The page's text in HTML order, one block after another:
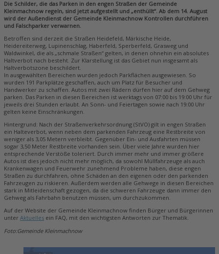
Die Schilder, die das Parken in den engen Straßen der Gemeinde
Kleinmachnow regeln, sind jetzt aufgestellt und „enthüllt“. Ab dem 14. August
wird der Außendienst der Gemeinde Kleinmachnow Kontrollen durchführen
und Falschparker verwarnen.
Betroffen sind derzeit die Straßen Heidefeld, Märkische Heide,
Heidereiterweg, Lupinenschlag, Haberfeld, Sperberfeld, Grasweg und
Waldwinkel, die als „schmale Straßen“ gelten, in denen ohnehin ein absolutes
Haltverbot nach besteht. Zur Klarstellung ist das Gebiet nun insgesamt als
Haltverbotszone beschildert.
In ausgewählten Bereichen wurden jedoch Parkflächen ausgewiesen. So
wurden 191 Parkplätze geschaffen, auch um Platz für Besucher und
Handwerker zu schaffen. Autos mit zwei Rädern dürfen hier auf dem Gehweg
parken. Das Parken in diesen Bereichen ist werktags von 07:00 bis 19:00 Uhr für
jeweils drei Stunden erlaubt. An Sonn- und Feiertagen sowie nach 19:00 Uhr
gelten keine Einschränkungen.
Hintergrund: Nach der Straßenverkehrsordnung (StVO) gilt in engen Straßen
ein Halteverbot, wenn neben dem parkenden Fahrzeug eine Restbreite von
weniger als 3,05 Metern verbleibt. Gegenüber Ein- und Ausfahrten müssen
sogar 3,50 Meter Restbreite vorhanden sein. Über viele Jahre wurden hier
entsprechende Verstöße toleriert. Durch immer mehr und immer größere
Autos ist dies jedoch nicht mehr möglich, da sowohl Müllfahrzeuge als auch
Krankenwagen und Feuerwehr zunehmend Probleme haben, diese engen
Straßen zu durchfahren, ohne Schäden an den eigenen oder den parkenden
Fahrzeugen zu riskieren. Außerdem werden alle Gehwege in diesen Bereichen
stark in Mitleidenschaft gezogen, da die schweren Fahrzeuge dann immer den
Gehweg als Fahrbahn benutzen müssen, um durchzukommen.
Auf der Website der Gemeinde Kleinmachnow finden Bürger und Bürgerinnen
unter Aktuelles ein FAQ, mit den wichtigsten Antworten zur Thematik.
Foto:Gemeinde Kleinmachnow